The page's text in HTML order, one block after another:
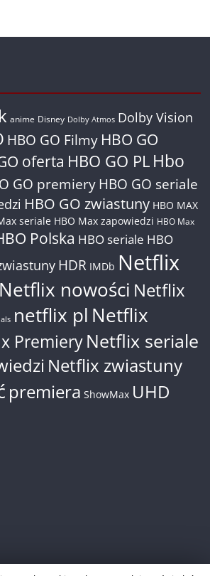
anime Disney Dolby Atmos Dolby Vision
HBO GO Filmy HBO GO
oferta HBO GO PL Hbo
GO premiery HBO GO seriale
HBO GO zwiastuny HBO MAX
seriale HBO Max zapowiedzi HBO Max
Polska HBO seriale HBO
HDR IMDb Netflix
Netflix nowości Netflix
netflix pl Netflix
PremieryNetflix seriale
Netflix zwiastuny
premiera ShowMax UHD